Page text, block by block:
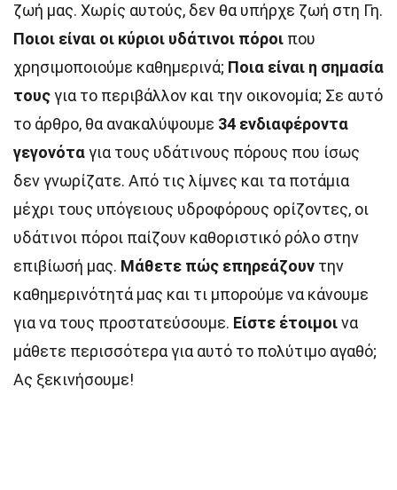
ζωή μας. Χωρίς αυτούς, δεν θα υπήρχε ζωή στη Γη.
Ποιοι είναι οι κύριοι υδάτινοι πόροι που
χρησιμοποιούμε καθημερινά; Ποια είναι η σημασία
τουςγια το περιβάλλον και την οικονομία; Σε αυτό
το άρθρο, θα ανακαλύψουμε 34 ενδιαφέροντα
γεγονόταγια τους υδάτινους πόρους που ίσως
δεν γνωρίζατε. Από τις λίμνες και τα ποτάμια
μέχρι τους υπόγειους υδροφόρους ορίζοντες, οι
υδάτινοι πόροι παίζουν καθοριστικό ρόλο στην
επιβίωσή μας. Μάθετε πώς επηρεάζουν την
καθημερινότητά μας και τι μπορούμε να κάνουμε
για να τους προστατεύσουμε. Είστε έτοιμοινα
μάθετε περισσότερα για αυτό το πολύτιμο αγαθό;
Ας ξεκινήσουμε!